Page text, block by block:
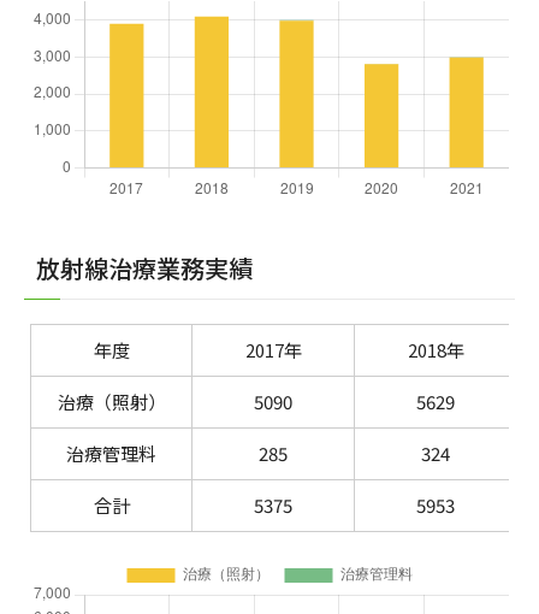
放射線治療業務実績
年度 2017年 2018年
治療（照射） 5090 5629
治療管理料 285 324
合計 5375 5953